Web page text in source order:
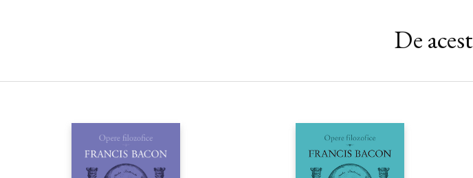
De